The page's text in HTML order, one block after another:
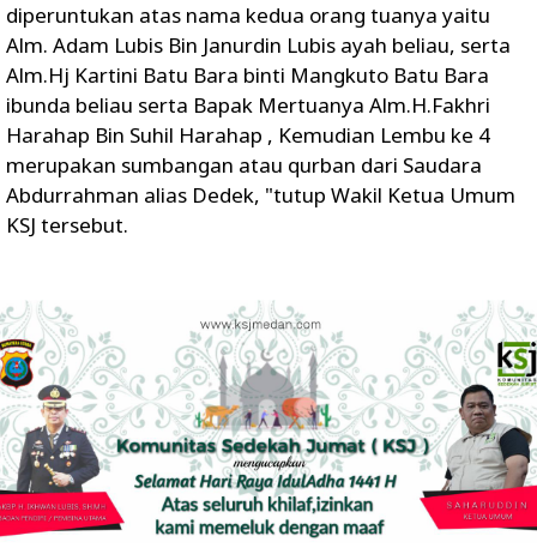
diperuntukan atas nama kedua orang tuanya yaitu
Alm. Adam Lubis Bin Janurdin Lubis ayah beliau, serta
Alm.Hj Kartini Batu Bara binti Mangkuto Batu Bara
ibunda beliau serta Bapak Mertuanya Alm.H.Fakhri
Harahap Bin Suhil Harahap , Kemudian Lembu ke 4
merupakan sumbangan atau qurban dari Saudara
Abdurrahman alias Dedek, "tutup Wakil Ketua Umum
KSJ tersebut.